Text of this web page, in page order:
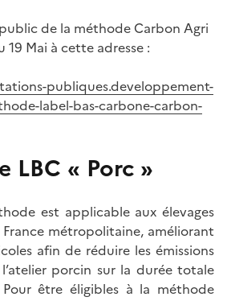
de la méthode Carbon Agri
Mai à cette adresse :
publiques.developpement-
label-bas-carbone-carbon-
LBC « Porc »
est applicable aux élevages
France métropolitaine, améliorant
afin de réduire les émissions
porcin sur la durée totale
être éligibles à la méthode